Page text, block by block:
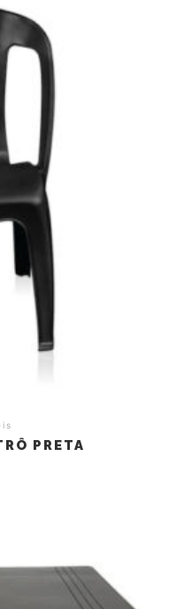
PRETA